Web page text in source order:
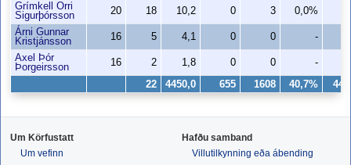
Grímkell Orri
Sigurþórsson
20 18 10,2 0 3 0,0%
Árni Gunnar
Kristjánsson
16 5 4,1 0 0 -
Axel Þór
Þorgeirsson
16 2 1,8 0 0 -
22 4450,0 655 1608 40,7% 447
Um Körfustatt
Um vefinn
Hafðu samband
Villutilkynning eða ábending